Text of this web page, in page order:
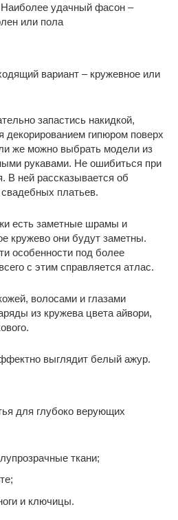
удачный фасон –
или пола
вариант – кружевное или
запастись накидкой,
декорированием гипюром поверх
же можно выбрать модели из
рукавами. Не ошибиться при
В ней рассказывается об
платьев.
есть заметные шрамы и
кружево они будут заметны.
особенности под более
с этим справляется атлас.
волосами и глазами
из кружева цвета айвори,
выглядит белый ажур.
для глубоко верующих
ткани;
и ключицы.